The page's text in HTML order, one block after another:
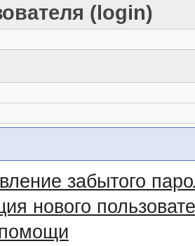
(login)
забытого
нового